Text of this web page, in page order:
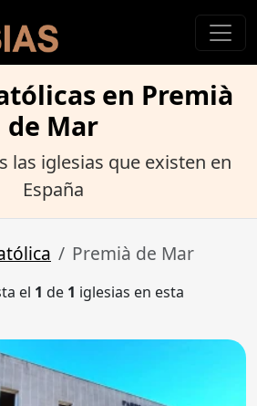
en Premià
de Mar
las iglesias que existen en
España
Premià de Mar
el 1 de 1 iglesias en esta